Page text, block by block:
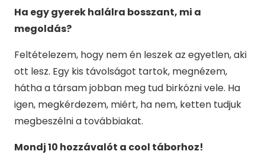
Ha egy gyerek halálra bosszant, mi a
megoldás?
Feltételezem, hogy nem én leszek az egyetlen, aki
ott lesz. Egy kis távolságot tartok, megnézem,
hátha a társam jobban meg tud birkózni vele. Ha
igen, megkérdezem, miért, ha nem, ketten tudjuk
megbeszélni a továbbiakat.
Mondj 10 hozzávalót a cool táborhoz!